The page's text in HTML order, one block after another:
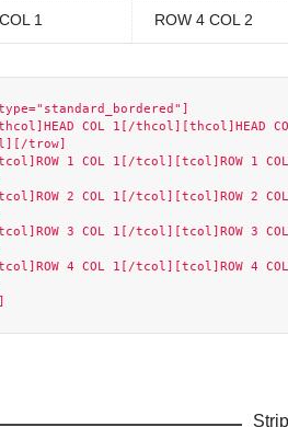
1 ROW 4 COL 2
COL 1[/thcol][thcol]HEAD
trow]
1 COL 1[/tcol][tcol]ROW 1
2 COL 1[/tcol][tcol]ROW 2
3 COL 1[/tcol][tcol]ROW 3
4 COL 1[/tcol][tcol]ROW 4